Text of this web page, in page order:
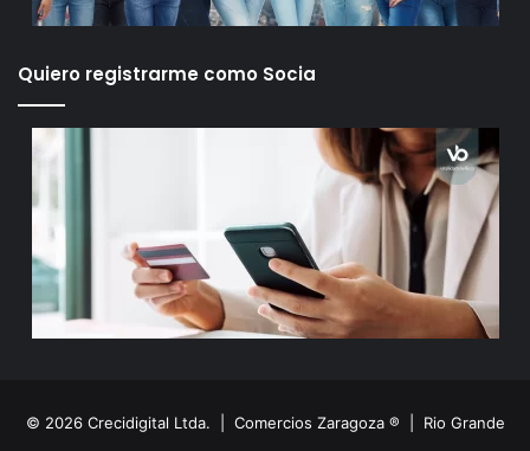
Quiero registrarme como Socia
© 2026 Crecidigital Ltda. | Comercios Zaragoza ® Rio Grande